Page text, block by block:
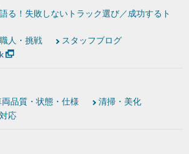
る！失敗しないトラック選び／成功するト
人・挑戦
スタッフブログ
両品質・状態・仕様
清掃・美化
応